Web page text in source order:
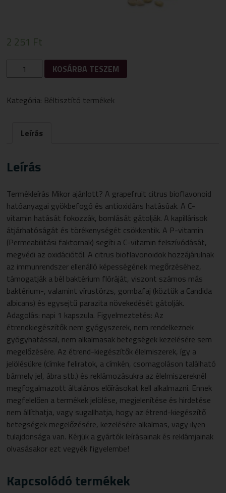
2 251 Ft
BIOEXTRA
GRAPEFRUIT
60DB
KOSÁRBA TESZEM
Kategória: Béltisztító termékek
Leírás
Leírás
Termékleírás Mikor ajánlott? A grapefruit citrus bioflavonoid
hatóanyagai gyökbefogó és antioxidáns hatásúak. A C-
vitamin hatását fokozzák, bomlását gátolják. A kapillárisok
átjárhatóságát és törékenységét csökkentik. A P-vitamin
(Permeabilitási faktornak) segíti a C-vitamin felszívódását,
megvédi az oxidációtól. A citrus bioflavonoidok hozzájárulnak
az immunrendszer ellenálló képességének megőrzéséhez,
támogatják a bél baktérium flóráját, viszont számos más
baktérium-, valamint vírustörzs, gombafaj (köztük a Candida
albicans) és egysejtű parazita növekedését gátolják.
Adagolás: napi 1 kapszula. Figyelmeztetés: Az
étrendkiegészítők nem gyógyszerek, nem rendelkeznek
gyógyhatással, nem alkalmasak betegségek kezelésére sem
megelőzésére. Az étrend-kiegészítők élelmiszerek, így a
jelölésükre (címke feliratok, a címkén, csomagoláson található
bármely jel, ábra stb.) és reklámozásukra az élelmiszereknél
megfogalmazott általános előírásokat kell alkalmazni. Ennek
megfelelően a termékek jelölése, megjelenítése és hirdetése
nem állíthatja, vagy sugallhatja, hogy az étrend-kiegészítő
betegségek megelőzésére, kezelésére alkalmas, vagy ilyen
tulajdonsága van. Kérjük a gyártók leírásainak és reklámjainak
olvasásakor ezt vegyék figyelembe!
Kapcsolódó termékek